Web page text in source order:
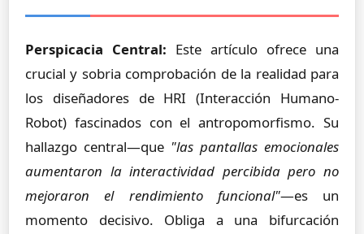
Perspicacia Central: Este artículo ofrece una
crucial y sobria comprobación de la realidad para
los diseñadores de HRI (Interacción Humano-
Robot) fascinados con el antropomorfismo. Su
hallazgo central—que "las pantallas emocionales
aumentaron la interactividad percibida pero no
mejoraron el rendimiento funcional"—es un
momento decisivo. Obliga a una bifurcación